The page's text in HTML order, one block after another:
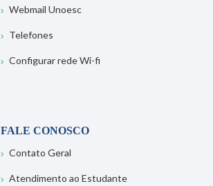
Webmail Unoesc
Telefones
Configurar rede Wi-fi
FALE CONOSCO
Contato Geral
Atendimento ao Estudante